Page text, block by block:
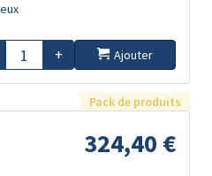
+ Ajouter
Pack de produits
324,40 €